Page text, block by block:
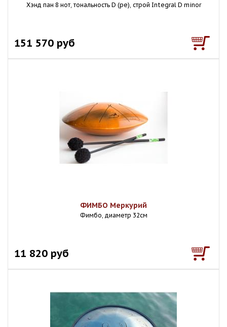
Хэнд пан 8 нот, тональность D (ре), строй Integral D minor
151 570 руб
ФИМБО Меркурий
Фимбо, диаметр 32см
11 820 руб